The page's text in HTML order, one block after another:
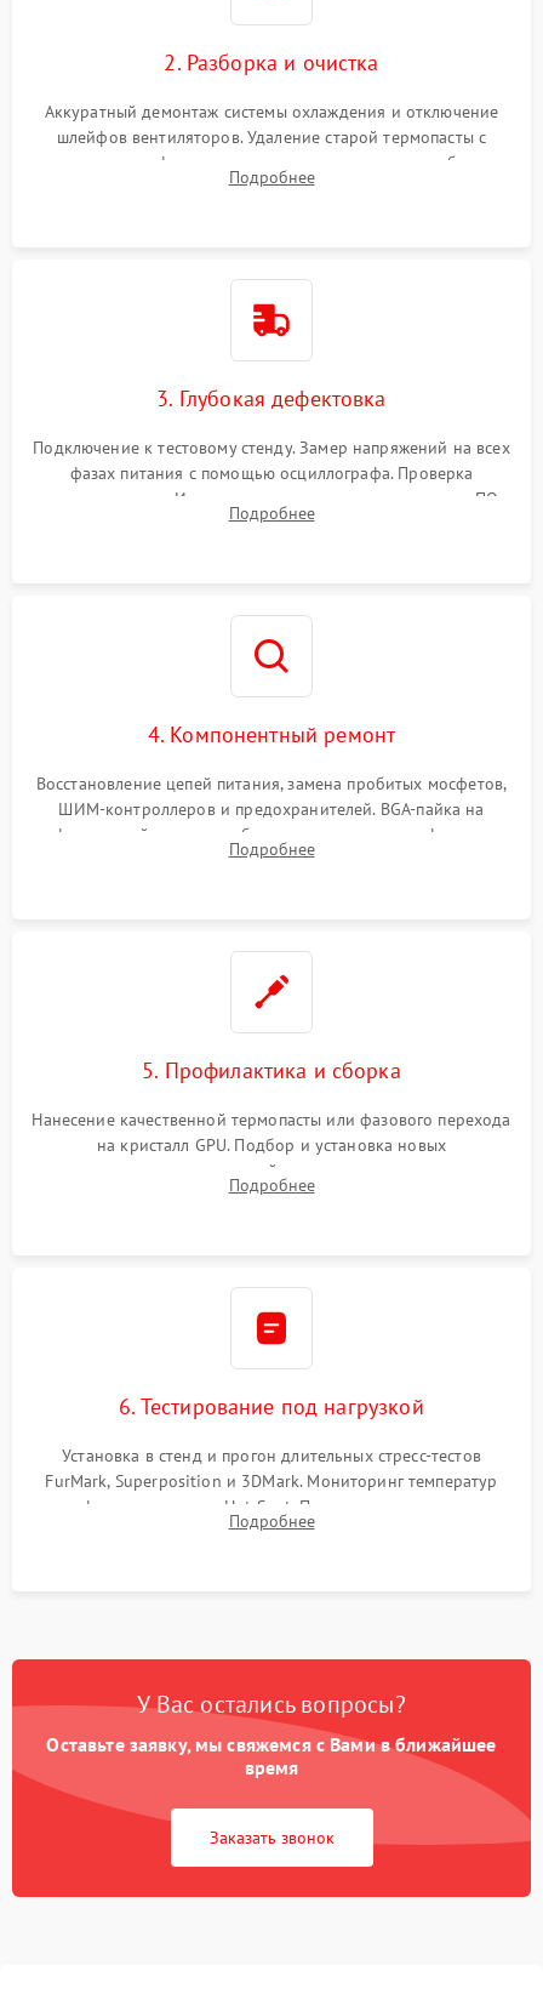
2. Разборка и очистка
Аккуратный демонтаж системы охлаждения и отключение
шлейфов вентиляторов. Удаление старой термопасты с
кристалла графического чипа и термопрокладок с банок
памяти и зоны VRM. Очистка платы от пыли и окислов.
Подробнее
3. Глубокая дефектовка
Подключение к тестовому стенду. Замер напряжений на всех
фазах питания с помощью осциллографа. Проверка
инициализации. Использование специализированного ПО
MATS
Подробнее
4. Компонентный ремонт
Восстановление цепей питания, замена пробитых мосфетов,
ШИМ-контроллеров и предохранителей. BGA-пайка на
инфракрасной станции реболлинг или замена графического
чипа и дефектной памяти GDDR. Прошивка BIOS
Подробнее
5. Профилактика и сборка
Нанесение качественной термопасты или фазового перехода
на кристалл GPU. Подбор и установка новых
термопрокладок правильной толщины на память и цепи
питания. Монтаж радиатора и бэкплейта, подключение и
Подробнее
6. Тестирование под нагрузкой
Установка в стенд и прогон длительных стресс-тестов
FurMark, Superposition и 3DMark. Мониторинг температур
графического чипа и Hot Spot. Проверка на отсутствие
артефактов изображения, вылетов драйвера и зависаний.
Подробнее
У Вас остались вопросы?
Оставьте заявку, мы свяжемся с Вами в ближайшее
время
Заказать звонок